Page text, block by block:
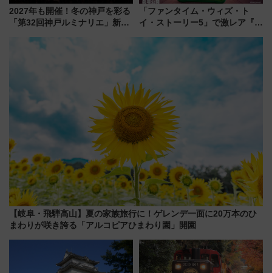
2027年も開催！冬の神戸を彩る
「第32回神戸ルミナリエ」新た
「ファンタイム・ウィズ・ト
イ・ストーリー5」で激レア『ロ
【岐阜・飛騨高山】夏の家族旅行に！ゲレンデ一面に20万本のひ
まわりが咲き誇る「アルコピアひまわり園」開園